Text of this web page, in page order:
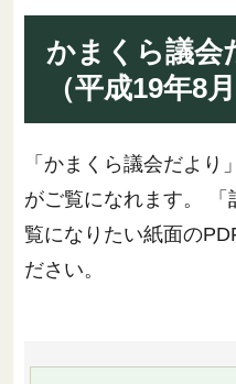
かまくら議会
（平成19年8
「かまくら議会だより
がご覧になれます。
覧になりたい紙面の
ださい。